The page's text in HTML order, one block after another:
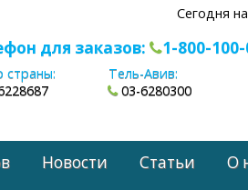
Сегодня
для заказов: 1-800-
страны:
Тель-Авив:
03-6280300
Новости Статьи О